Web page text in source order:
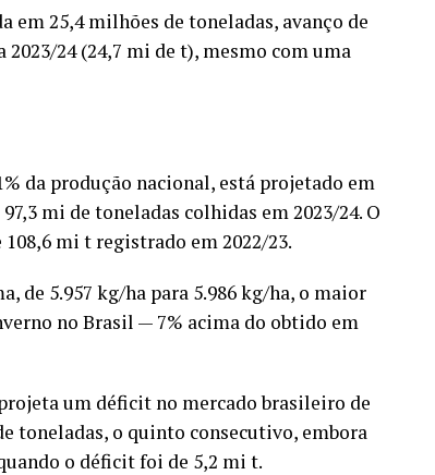
em 25,4 milhões de toneladas, avanço de
24 (24,7 mi de t), mesmo com uma
da produção nacional, está projetado em
mi de toneladas colhidas em 2023/24. O
mi t registrado em 2022/23.
de 5.957 kg/ha para 5.986 kg/ha, o maior
no Brasil — 7% acima do obtido em
um déficit no mercado brasileiro de
toneladas, o quinto consecutivo, embora
o déficit foi de 5,2 mi t.